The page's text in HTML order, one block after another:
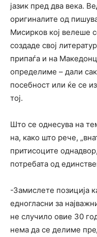
јазик пред два века.
оригиналите од
Мисирков кој велеше
создаде свој
припаѓа и на
определиме – дали
посебност или ќе се
тој.
Што се однесува на
на, како што рече,
притисоците
потребата од
-Замислете позиција
едногласни за
не случило овие 30
нема да се делиме